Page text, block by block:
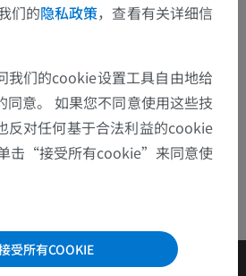
们的隐私政策，查看有关详细信
我们的cookie设置工具自由地给
同意。 如果您不同意使用这些技
反对任何基于合法利益的cookie
击“接受所有cookie”来同意使
受所有COOKIE